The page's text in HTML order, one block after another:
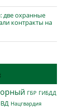
две охранные
контракты на
ГБР ГИБДД
Нацгвардия